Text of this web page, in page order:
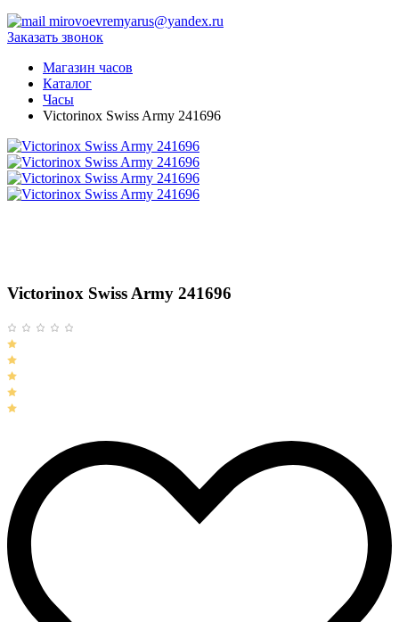
mirovoevremyarus@yandex.ru
Заказать звонок
Магазин часов
Каталог
Часы
Victorinox Swiss Army 241696
Victorinox Swiss Army 241696